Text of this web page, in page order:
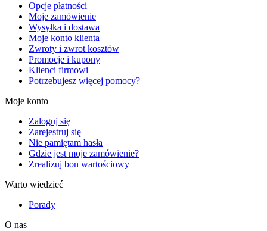
Opcje płatności
Moje zamówienie
Wysyłka i dostawa
Moje konto klienta
Zwroty i zwrot kosztów
Promocje i kupony
Klienci firmowi
Potrzebujesz więcej pomocy?
Moje konto
Zaloguj się
Zarejestruj się
Nie pamiętam hasła
Gdzie jest moje zamówienie?
Zrealizuj bon wartościowy
Warto wiedzieć
Porady
O nas